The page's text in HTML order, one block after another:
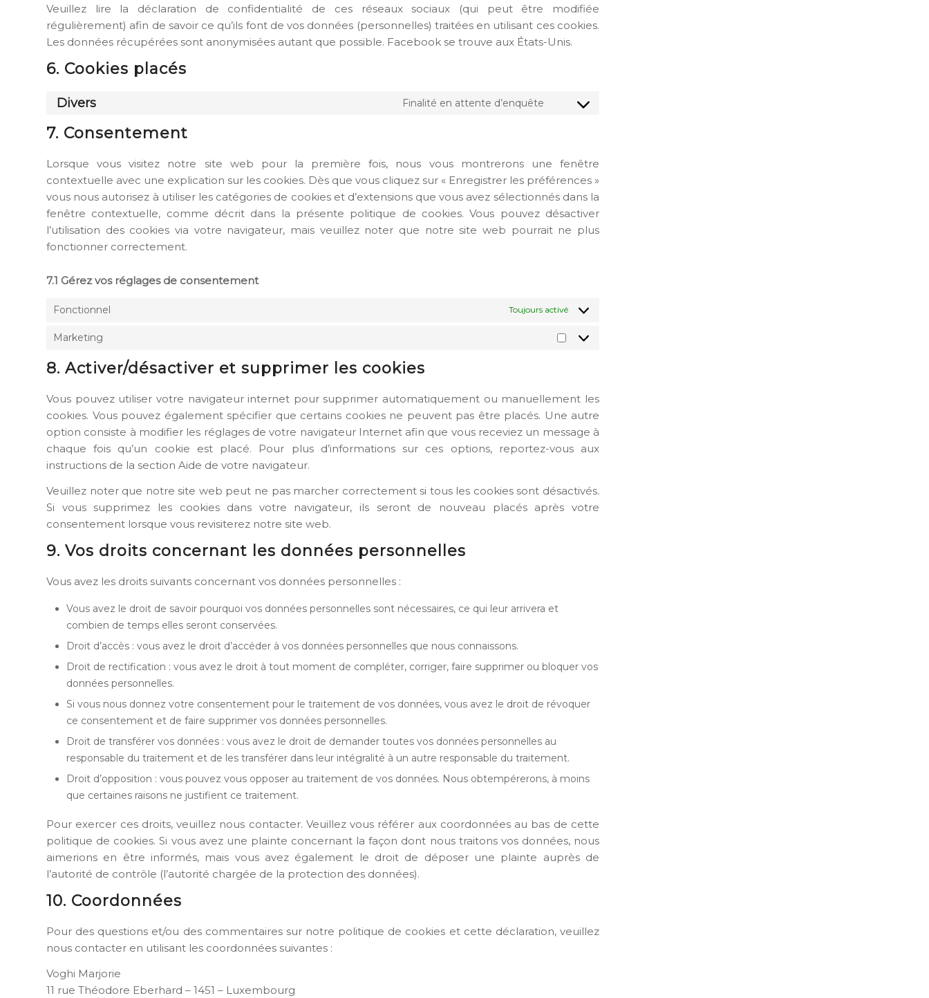
Veuillez lire la déclaration de confidentialité de ces réseaux sociaux (qui peut être modifiée
régulièrement) afin de savoir ce qu’ils font de vos données (personnelles) traitées en utilisant ces cookies.
Les données récupérées sont anonymisées autant que possible. Facebook se trouve aux États-Unis.
6. Cookies placés
Divers Finalité en attente d’enquête
Consent
divers
7. Consentement
Lorsque vous visitez notre site web pour la première fois, nous vous montrerons une fenêtre
contextuelle avec une explication sur les cookies. Dès que vous cliquez sur « Enregistrer les préférences »
vous nous autorisez à utiliser les catégories de cookies et d’extensions que vous avez sélectionnés dans la
fenêtre contextuelle, comme décrit dans la présente politique de cookies. Vous pouvez désactiver
l’utilisation des cookies via votre navigateur, mais veuillez noter que notre site web pourrait ne plus
fonctionner correctement.
7.1 Gérez vos réglages de consentement
Fonctionnel Toujours activé
Marketing
Marketing
8. Activer/désactiver et supprimer les cookies
Vous pouvez utiliser votre navigateur internet pour supprimer automatiquement ou manuellement les
cookies. Vous pouvez également spécifier que certains cookies ne peuvent pas être placés. Une autre
option consiste à modifier les réglages de votre navigateur Internet afin que vous receviez un message à
chaque fois qu’un cookie est placé. Pour plus d’informations sur ces options, reportez-vous aux
instructions de la section Aide de votre navigateur.
Veuillez noter que notre site web peut ne pas marcher correctement si tous les cookies sont désactivés.
Si vous supprimez les cookies dans votre navigateur, ils seront de nouveau placés après votre
consentement lorsque vous revisiterez notre site web.
9. Vos droits concernant les données personnelles
Vous avez les droits suivants concernant vos données personnelles :
Vous avez le droit de savoir pourquoi vos données personnelles sont nécessaires, ce qui leur arrivera et
combien de temps elles seront conservées.
Droit d’accès : vous avez le droit d’accéder à vos données personnelles que nous connaissons.
Droit de rectification : vous avez le droit à tout moment de compléter, corriger, faire supprimer ou bloquer vos
données personnelles.
Si vous nous donnez votre consentement pour le traitement de vos données, vous avez le droit de révoquer
ce consentement et de faire supprimer vos données personnelles.
Droit de transférer vos données : vous avez le droit de demander toutes vos données personnelles au
responsable du traitement et de les transférer dans leur intégralité à un autre responsable du traitement.
Droit d’opposition : vous pouvez vous opposer au traitement de vos données. Nous obtempérerons, à moins
que certaines raisons ne justifient ce traitement.
Pour exercer ces droits, veuillez nous contacter. Veuillez vous référer aux coordonnées au bas de cette
politique de cookies. Si vous avez une plainte concernant la façon dont nous traitons vos données, nous
aimerions en être informés, mais vous avez également le droit de déposer une plainte auprès de
l’autorité de contrôle (l’autorité chargée de la protection des données).
10. Coordonnées
Pour des questions et/ou des commentaires sur notre politique de cookies et cette déclaration, veuillez
nous contacter en utilisant les coordonnées suivantes :
Voghi Marjorie
11 rue Théodore Eberhard – 1451 – Luxembourg